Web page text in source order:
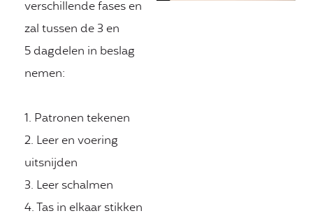
verschillende fases en
zal tussen de 3 en
5 dagdelen in beslag
nemen:
1. Patronen tekenen
2. Leer en voering
uitsnijden
3. Leer schalmen
4. Tas in elkaar stikken